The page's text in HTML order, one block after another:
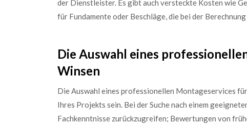
der Dienstleister. Es gibt auch versteckte Kosten wie
für Fundamente oder Beschläge, die bei der
Die Auswahl eines
Winsen
Die Auswahl eines professionellen Montageservices
Ihres Projekts sein. Bei der Suche nach einem
Fachkenntnisse zurückzugreifen; Bewertungen von